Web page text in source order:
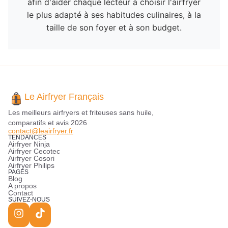
afin d'aider chaque lecteur à choisir l'airfryer
le plus adapté à ses habitudes culinaires, à la
taille de son foyer et à son budget.
Le Airfryer Français
Les meilleurs airfryers et friteuses sans huile,
comparatifs et avis 2026
contact@leairfryer.fr
TENDANCES
Airfryer Ninja
Airfryer Cecotec
Airfryer Cosori
Airfryer Philips
PAGES
Blog
A propos
Contact
SUIVEZ-NOUS